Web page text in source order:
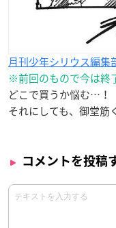
月刊少年シリウス編
※前回のもので今は終
どこで買うか悩む…！
それにしても、御堂筋
コメントを投稿